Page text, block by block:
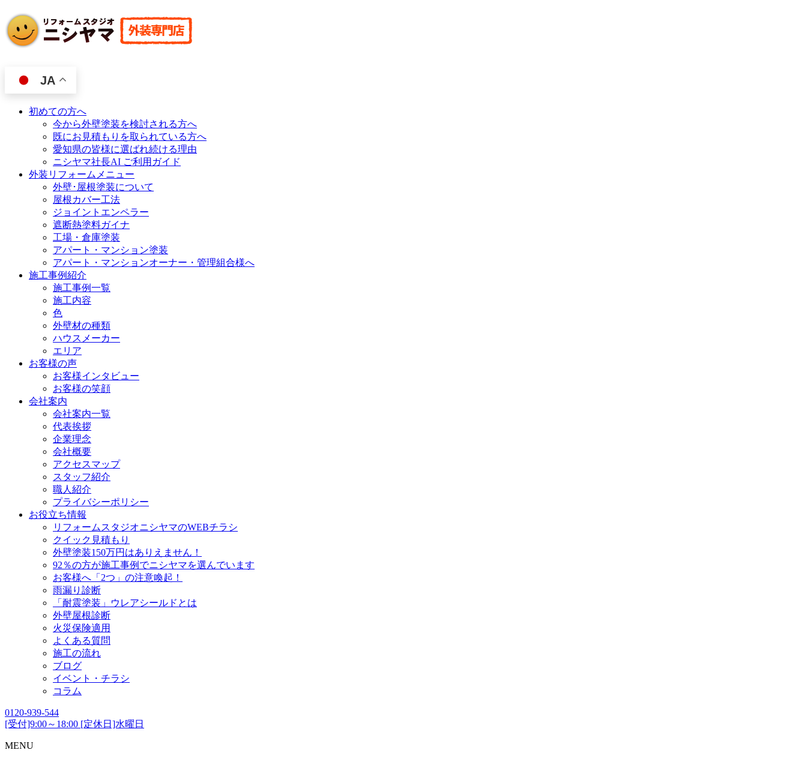
JA
初めての方へ
今から外壁塗装を検討される方へ
既にお見積もりを取られている方へ
愛知県の皆様に選ばれ続ける理由
ニシヤマ社長AI ご利用ガイド
外装リフォームメニュー
外壁･屋根塗装について
屋根カバー工法
ジョイントエンペラー
遮断熱塗料ガイナ
工場・倉庫塗装
アパート・マンション塗装
アパート・マンションオーナー・管理組合様へ
施工事例紹介
施工事例一覧
施工内容
色
外壁材の種類
ハウスメーカー
エリア
お客様の声
お客様インタビュー
お客様の笑顔
会社案内
会社案内一覧
代表挨拶
企業理念
会社概要
アクセスマップ
スタッフ紹介
職人紹介
プライバシーポリシー
お役立ち情報
リフォームスタジオニシヤマのWEBチラシ
クイック見積もり
外壁塗装150万円はありえません！
92％の方が施工事例でニシヤマを選んでいます
お客様へ「2つ」の注意喚起！
雨漏り診断
「耐震塗装」ウレアシールドとは
外壁屋根診断
火災保険適用
よくある質問
施工の流れ
ブログ
イベント・チラシ
コラム
0120-939-544
[受付]9:00～18:00 [定休日]水曜日
MENU